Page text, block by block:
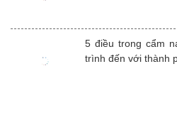
5 điều trong cẩm
trình đến với thành